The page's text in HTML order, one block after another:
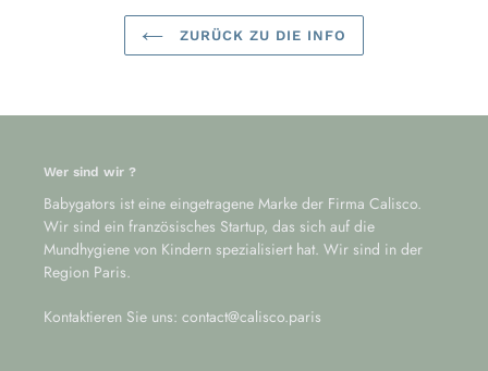
ZURÜCK ZU DIE INFO
Wer sind wir ?
Babygators ist eine eingetragene Marke der Firma Calisco.
Wir sind ein französisches Startup, das sich auf die
Mundhygiene von Kindern spezialisiert hat. Wir sind in der
Region Paris.
Kontaktieren Sie uns: contact@calisco.paris